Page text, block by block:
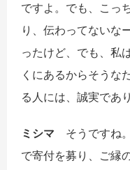
ですよ。でも、こっ
り、伝わってないな
ったけど、でも、私
くにあるからそうな
る人には、誠実であ
ミシマ そうですね
で寄付を募り、ご縁